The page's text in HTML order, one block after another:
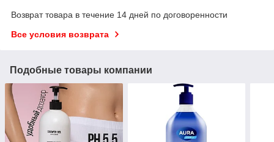
Возврат товара в течение 14 дней по договоренности
Все условия возврата
Подобные товары компании